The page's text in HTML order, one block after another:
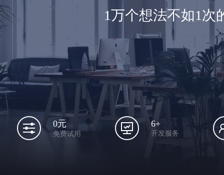
1万个想法不如1次
0元
免费试用
6+
开发服务